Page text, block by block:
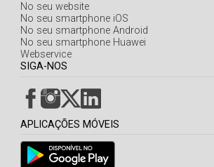
No seu website
No seu smartphone iOS
No seu smartphone Android
No seu smartphone Huawei
Webservice
SIGA-NOS
APLICAÇÕES MÓVEIS